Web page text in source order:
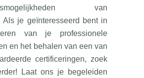
van
Als je geïnteresseerd bent in
van je professionele
en het behalen van een van
certificeringen, zoek
Laat ons je begeleiden